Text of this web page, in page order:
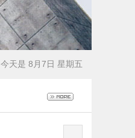
今天是 8月7日 星期五